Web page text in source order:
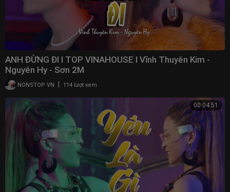
ANH ĐỪNG ĐI I TOP VINAHOUSE I Vĩnh Thuyên Kim -
Nguyên Hy - Sơn 2M
NONSTOP VN 114 lượt xem
00:04:51